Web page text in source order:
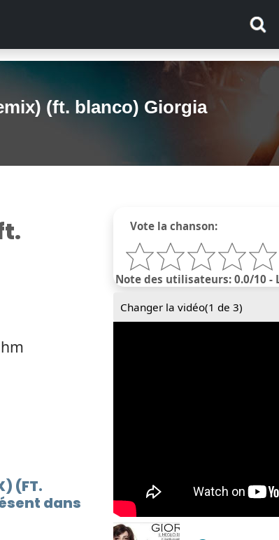
(ft. blanco) Giorgia
Vote la chanson:
Note des utilisateurs: 0.0/10 -
Changer la vidéo(1 de 3)
(FT.
dans